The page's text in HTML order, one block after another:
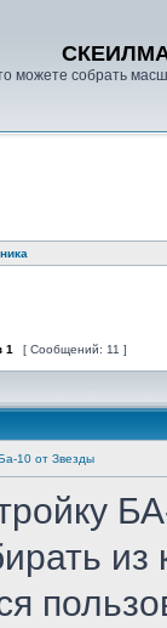
можете собрать
1 [ Сообщений: 11 ]
10 от Звезды
из